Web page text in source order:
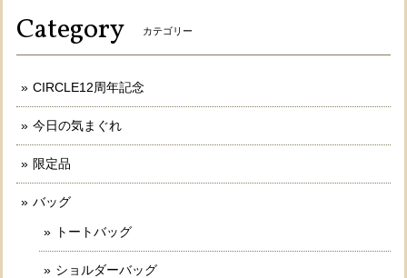
Category カテゴリー
CIRCLE12周年記念
今日の気まぐれ
限定品
バッグ
トートバッグ
ショルダーバッグ